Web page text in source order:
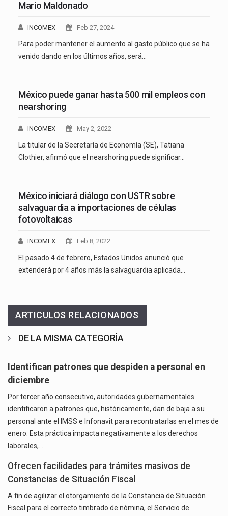
Mario Maldonado
INCOMEX Feb 27, 2024
Para poder mantener el aumento al gasto público que se ha
venido dando en los últimos años, será…
México puede ganar hasta 500 mil empleos con
nearshoring
INCOMEX May 2, 2022
La titular de la Secretaría de Economía (SE), Tatiana
Clothier, afirmó que el nearshoring puede significar…
México iniciará diálogo con USTR sobre
salvaguardia a importaciones de células
fotovoltaicas
INCOMEX Feb 8, 2022
El pasado 4 de febrero, Estados Unidos anunció que
extenderá por 4 años más la salvaguardia aplicada…
ARTICULOS RELACIONADOS
DE LA MISMA CATEGORÍA
Identifican patrones que despiden a personal en
diciembre
Por tercer año consecutivo, autoridades gubernamentales
identificaron a patrones que, históricamente, dan de baja a su
personal ante el IMSS e Infonavit para recontratarlas en el mes de
enero. Esta práctica impacta negativamente a los derechos
laborales,…
Ofrecen facilidades para trámites masivos de
Constancias de Situación Fiscal
A fin de agilizar el otorgamiento de la Constancia de Situación
Fiscal para el correcto timbrado de nómina, el Servicio de